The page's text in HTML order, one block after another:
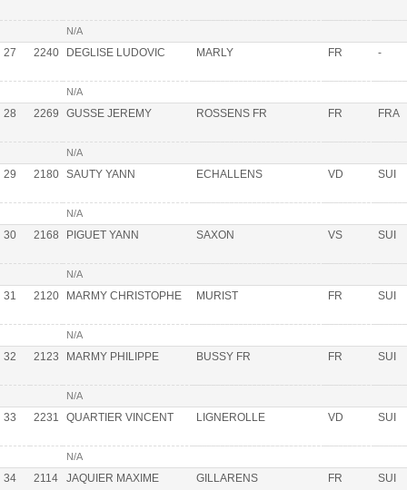
N/A
27 2240 DEGLISE LUDOVIC MARLY FR -
N/A
28 2269 GUSSE JEREMY ROSSENS FR FR FRA
N/A
29 2180 SAUTY YANN ECHALLENS VD SUI
N/A
30 2168 PIGUET YANN SAXON VS SUI
N/A
31 2120 MARMY CHRISTOPHE MURIST FR SUI
N/A
32 2123 MARMY PHILIPPE BUSSY FR FR SUI
N/A
33 2231 QUARTIER VINCENT LIGNEROLLE VD SUI
N/A
34 2114 JAQUIER MAXIME GILLARENS FR SUI